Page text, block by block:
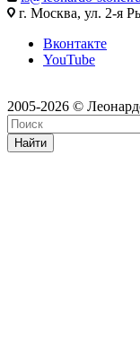
г. Москва, ул. 2-я
Вконтакте
YouTube
2005-2026 ©
Найти